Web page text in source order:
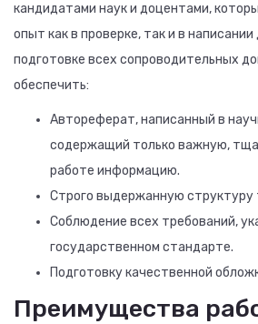
кандидатами наук и доцентами,
опыт как в проверке, так и в
подготовке всех сопроводительных
обеспечить:
Автореферат, написанный в
содержащий только важную,
работе информацию.
Строго выдержанную структуру
Соблюдение всех требований,
государственном стандарте.
Подготовку качественной
Преимущества